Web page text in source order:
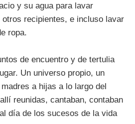
y su agua para lavar
recipientes, e incluso lavar
ropa.
de encuentro y de tertulia
Un universo propio, un
a hijas a lo largo del
reunidas, cantaban, contaban
día de los sucesos de la vida